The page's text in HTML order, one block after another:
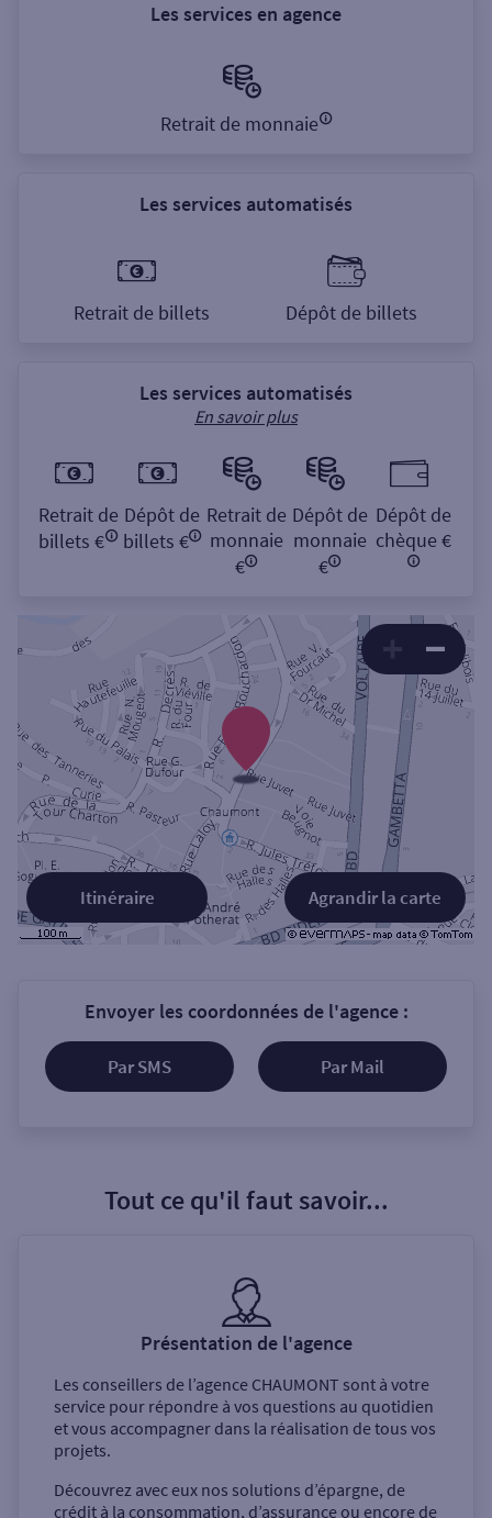
Les services en agence
Retrait de monnaie
Les services automatisés
Retrait de billets Dépôt de billets
Les services automatisés
En savoir plus
Retrait de
billets €
Dépôt de
billets €
Retrait de
monnaie
€
Dépôt de
monnaie
€
Dépôt de
chèque €
Agrandir la carte
Itinéraire
Envoyer les coordonnées de l'agence :
Par SMS Par Mail
Tout ce qu'il faut savoir...
Présentation de l'agence
Les conseillers de l’agence CHAUMONT sont à votre
service pour répondre à vos questions au quotidien
et vous accompagner dans la réalisation de tous vos
projets.
Découvrez avec eux nos solutions d’épargne, de
crédit à la consommation, d’assurance ou encore de